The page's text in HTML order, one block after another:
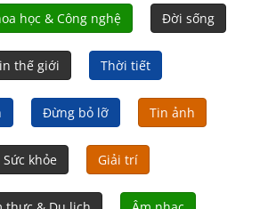
học & Công nghệ Đời sống
thế giới Thời tiết
Đừng bỏ lỡ Tin ảnh
Sức khỏe Giải trí